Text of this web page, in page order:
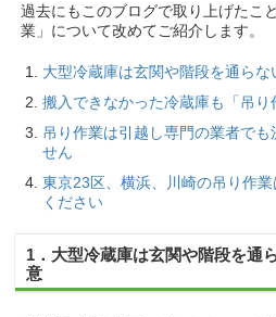
過去にもこのブログで取り上げたこ
業」について改めてご紹介します。
大型冷蔵庫は玄関や階段を通ら
搬入できなかった冷蔵庫も「吊り
吊り作業は引越し専門の業者で
せん
東京23区、横浜、川崎の吊り作
ください
1．大型冷蔵庫は玄関や階段を通
意